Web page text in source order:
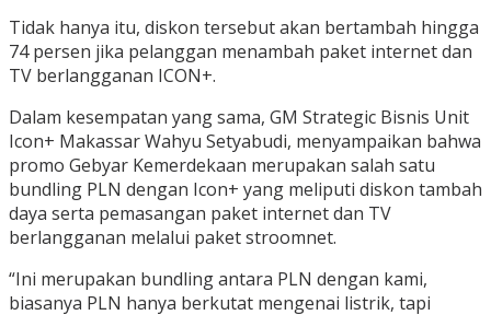
Tidak hanya itu, diskon tersebut akan bertambah hingga
74 persen jika pelanggan menambah paket internet dan
TV berlangganan ICON+.
Dalam kesempatan yang sama, GM Strategic Bisnis Unit
Icon+ Makassar Wahyu Setyabudi, menyampaikan bahwa
promo Gebyar Kemerdekaan merupakan salah satu
bundling PLN dengan Icon+ yang meliputi diskon tambah
daya serta pemasangan paket internet dan TV
berlangganan melalui paket stroomnet.
“Ini merupakan bundling antara PLN dengan kami,
biasanya PLN hanya berkutat mengenai listrik, tapi